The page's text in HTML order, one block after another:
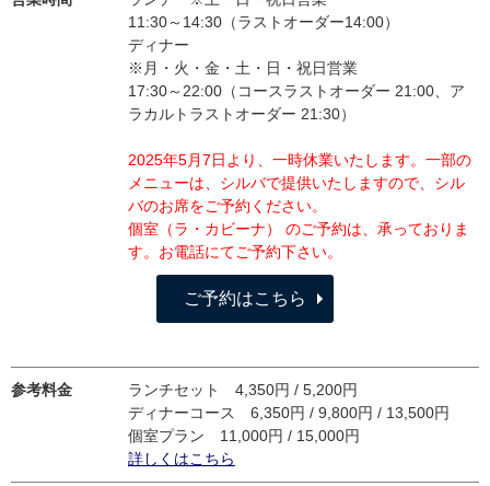
11:30～14:30（ラストオーダー14:00）
ディナー
※月・火・金・土・日・祝日営業
17:30～22:00（コースラストオーダー 21:00、ア
ラカルトラストオーダー 21:30）
2025年5月7日より、一時休業いたします。一部の
メニューは、シルバで提供いたしますので、シル
バのお席をご予約ください。
個室（ラ・カビーナ） のご予約は、承っておりま
す。お電話にてご予約下さい。
ご予約はこちら
参考料金
ランチセット 4,350円 / 5,200円
ディナーコース 6,350円 / 9,800円 / 13,500円
個室プラン 11,000円 / 15,000円
詳しくはこちら